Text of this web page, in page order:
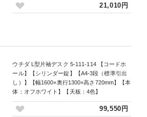
21,010円
ウチダ L型片袖デスク 5-111-114 【コードホ
ール】【シリンダー錠】【A4-3段（標準引出
し）】【幅1600×奥行1300×高さ720mm】【本
体：オフホワイト】【天板：4色】
99,550円